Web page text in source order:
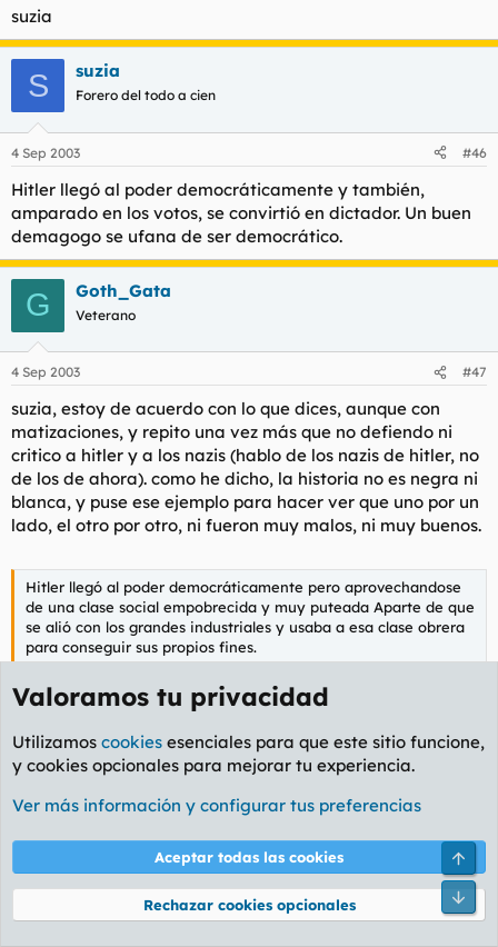
suzia
S suzia
Forero del todo a cien
4 Sep 2003 #46
Hitler llegó al poder democráticamente y también,
amparado en los votos, se convirtió en dictador. Un buen
demagogo se ufana de ser democrático.
G Goth_Gata
Veterano
4 Sep 2003 #47
suzia, estoy de acuerdo con lo que dices, aunque con
matizaciones, y repito una vez más que no defiendo ni
critico a hitler y a los nazis (hablo de los nazis de hitler, no
de los de ahora). como he dicho, la historia no es negra ni
blanca, y puse ese ejemplo para hacer ver que uno por un
lado, el otro por otro, ni fueron muy malos, ni muy buenos.
Hitler llegó al poder democráticamente pero aprovechandose
de una clase social empobrecida y muy puteada Aparte de que
se alió con los grandes industriales y usaba a esa clase obrera
para conseguir sus propios fines.
Como todos los políticos, niña :) , no solo fue él
Bone heads o no, el caso es que ostentan ideas y llevan a cabo
Skin head persigue negro porque negro malo quita
trabajo. ¿Eso es una idea? Quizás me expresé mal, quería
decir ideas más elaboradas
Valoramos tu privacidad
Utilizamos cookies esenciales para que este sitio funcione,
y cookies opcionales para mejorar tu experiencia.
Ver más información y configurar tus preferencias
Aceptar todas las cookies
Rechazar cookies opcionales
Pie